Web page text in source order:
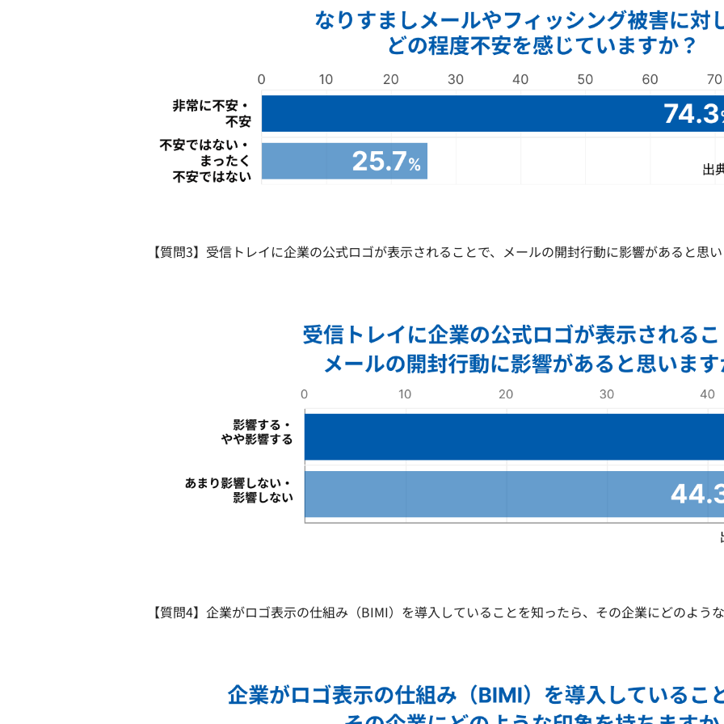
【質問3】受信トレイに企業の公式ロゴが表示されることで、メールの開封行動に影響があると思
【質問4】企業がロゴ表示の仕組み（BIMI）を導入していることを知ったら、その企業にどのよう